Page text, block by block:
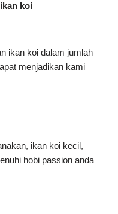
koi
ikan koi dalam jumlah
menjadikan kami
ikan koi kecil,
hobi passion anda